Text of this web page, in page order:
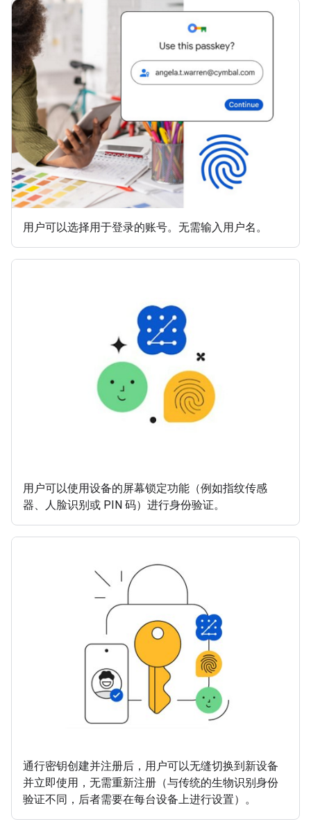
用户可以选择用于登录的账号。无需输入用户名。
用户可以使用设备的屏幕锁定功能（例如指纹传感
器、人脸识别或 PIN 码）进行身份验证。
通行密钥创建并注册后，用户可以无缝切换到新设备
并立即使用，无需重新注册（与传统的生物识别身份
验证不同，后者需要在每台设备上进行设置）。